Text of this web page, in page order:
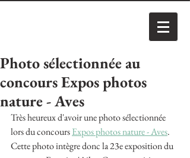
Photo sélectionnée au
concours Expos photos
nature - Aves
Très heureux d'avoir une photo sélectionnée
lors du concours Expos photos nature - Aves.
Cette photo intègre donc la 23e exposition du